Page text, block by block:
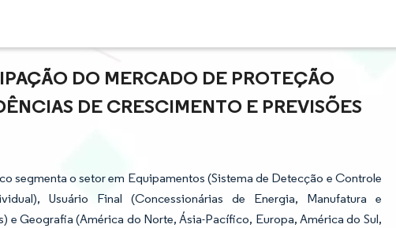
DO MERCADO DE PROTEÇÃO
DE CRESCIMENTO E PREVISÕES
segmenta o setor em Equipamentos (Sistema de Detecção e Controle
Usuário Final (Concessionárias de Energia, Manufatura e
e Geografia (América do Norte, Ásia-Pacífico, Europa, América do Sul,